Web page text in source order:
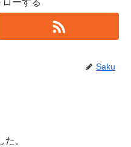
ーする
Saku
。